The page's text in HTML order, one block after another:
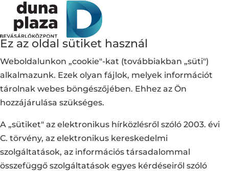
Ez az oldal sütiket használ
Weboldalunkon „cookie"-kat (továbbiakban „süti")
alkalmazunk. Ezek olyan fájlok, melyek információt
tárolnak webes böngészőjében. Ehhez az Ön
hozzájárulása szükséges.
A „sütiket" az elektronikus hírközlésről szóló 2003. évi
C. törvény, az elektronikus kereskedelmi
szolgáltatások, az információs társadalommal
összefüggő szolgáltatások egyes kérdéseiről szóló